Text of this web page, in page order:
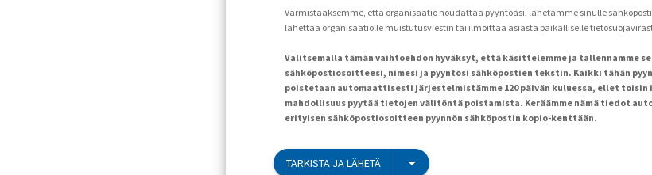
Varmistaaksemme, että organisaatio noudattaa pyyntöäsi, lähetämme sinulle
lähettää organisaatiolle muistutusviestin tai ilmoittaa asiasta paikalliselle
Valitsemalla tämän vaihtoehdon hyväksyt, että käsittelemme ja tallennamme
sähköpostiosoitteesi, nimesi ja pyyntösi sähköpostien tekstin. Kaikki tähän
poistetaan automaattisesti järjestelmistämme 120 päivän kuluessa, ellet toisin
mahdollisuus pyytää tietojen välitöntä poistamista. Keräämme nämä tiedot
erityisen sähköpostiosoitteen pyynnön sähköpostin kopio-kenttään.
TARKISTA JA LÄHETÄ